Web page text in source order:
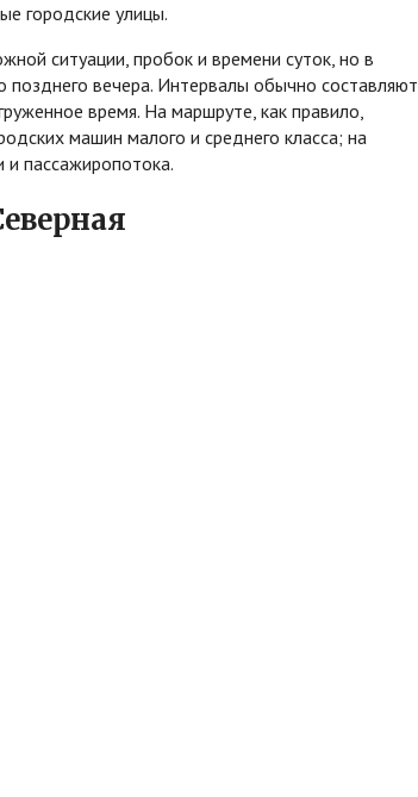
городские улицы.
ситуации, пробок и времени суток, но в
вечера. Интервалы обычно составляют
время. На маршруте, как правило,
машин малого и среднего класса; на
и пассажиропотока.